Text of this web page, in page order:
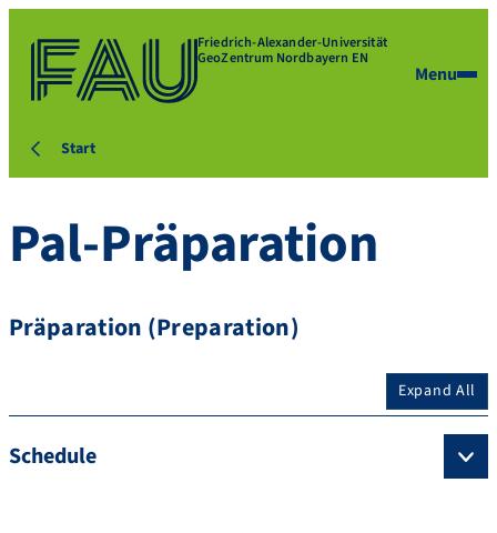
Friedrich-Alexander-Universität
GeoZentrum Nordbayern EN
Menu
Start
Pal-Präparation
Präparation (Preparation)
Expand All
Schedule